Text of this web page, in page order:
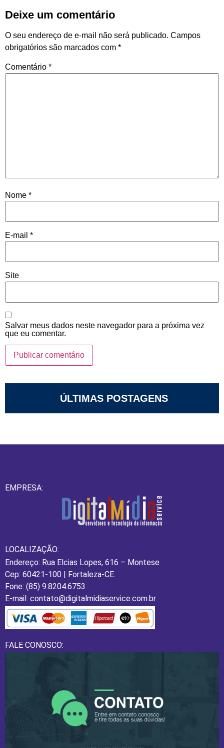
Deixe um comentário
O seu endereço de e-mail não será publicado. Campos
obrigatórios são marcados com *
Comentário *
Nome *
E-mail *
Site
Salvar meus dados neste navegador para a próxima vez
que eu comentar.
ÚLTIMAS POSTAGENS
EMPRESA:
LOCALIZAÇÃO:
Endereço: Rua Elcias Lopes, 616 – Montese
Cep: 60421-100 | Fortaleza-CE.
Fone: (85) 9.8204.6753
E-mail: contato@digitalmidiaservice.com.br
FALE CONOSCO: